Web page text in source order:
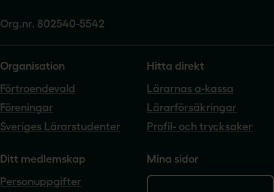
Org.nr. 802540-5542
Organisation
Förtroendevald
Föreningar
Sveriges Lärarstudenter
Hitta direkt
Lärarnas a-kassa
Lärarförsäkringar
Profil- och trycksaker
Ditt medlemskap
Personuppgifter
Mina sidor